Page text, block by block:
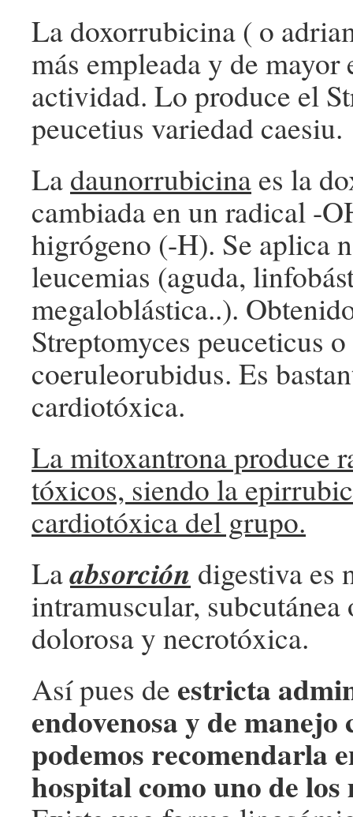
La doxorrubicina ( o
más empleada y de mayor
actividad. Lo produce el
peucetius variedad caesiu.
Ladaunorrubicinaes la
cambiada en un radical -
higrógeno (-H). Se aplica
leucemias (aguda,
megaloblástica..).
Streptomyces peuceticus o
coeruleorubidus. Es
cardiotóxica.
La mitoxantrona produce
tóxicos, siendo la
cardiotóxica del grupo.
Laabsorción digestiva es
intramuscular,
dolorosa y necrotóxica.
Así pues de estricta
endovenosa y de
podemos recomendarla
hospital como uno de los